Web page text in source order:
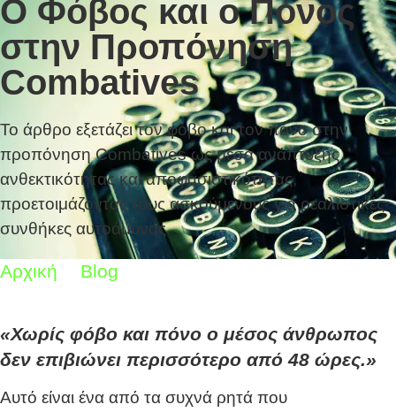
Ο Φόβος και ο Πόνος
στην Προπόνηση
Combatives
Το άρθρο εξετάζει τον φόβο και τον πόνο στην
προπόνηση Combatives ως μέσα ανάπτυξης
ανθεκτικότητας και αποφασιστικότητας,
προετοιμάζοντας τους ασκούμενους για ρεαλιστικές
συνθήκες αυτοάμυνας.
Αρχική Blog
«Χωρίς φόβο και πόνο ο μέσος άνθρωπος
δεν επιβιώνει περισσότερο από 48 ώρες.»
Αυτό είναι ένα από τα συχνά ρητά που